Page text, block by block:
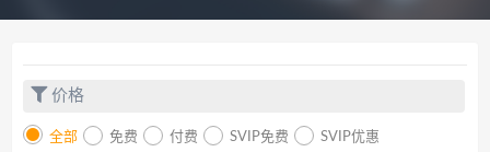
价格
全部 免费 付费 SVIP免费 SVIP优惠